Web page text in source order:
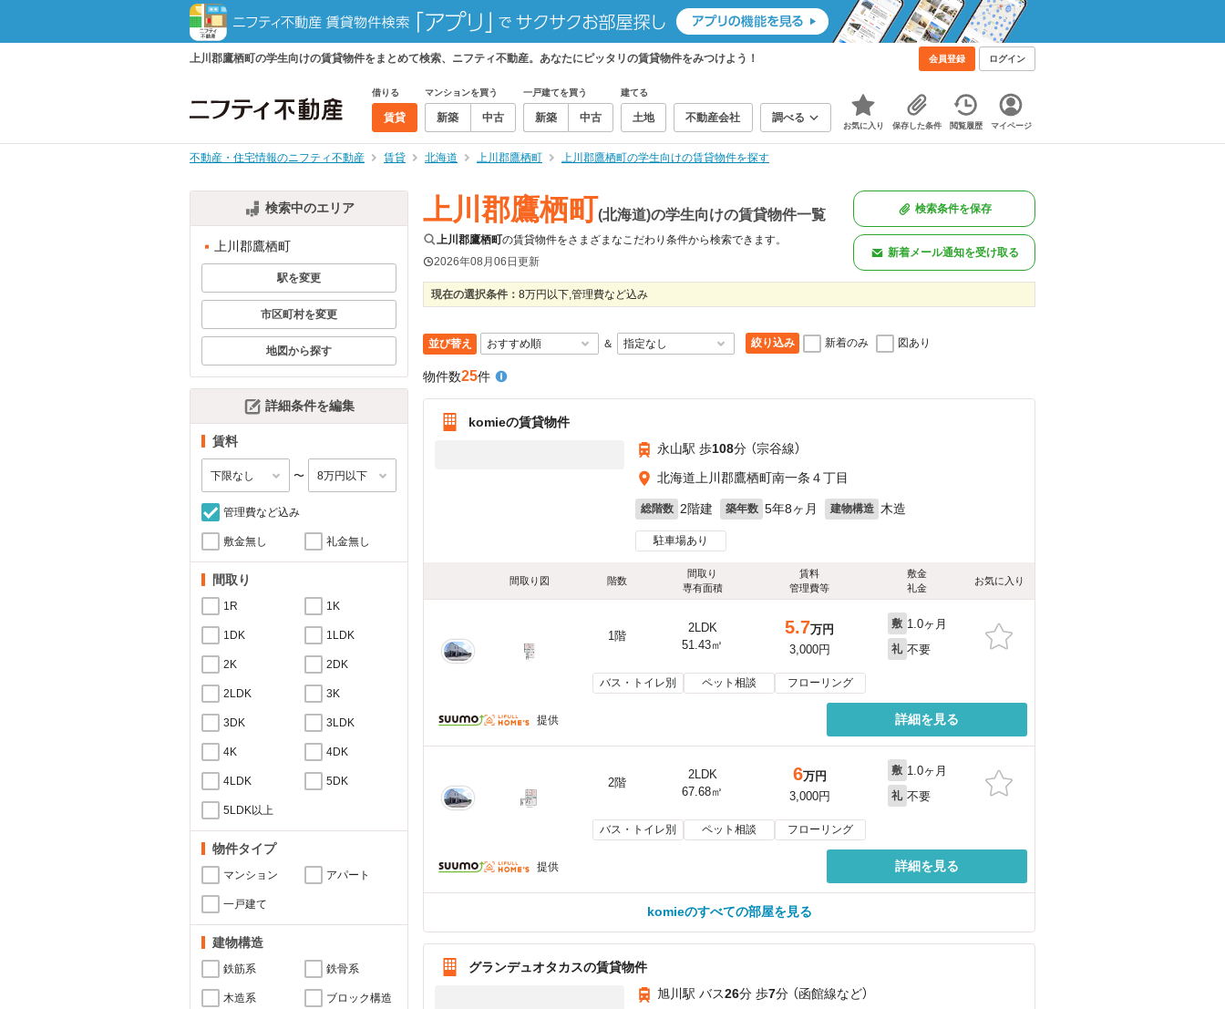
上川郡鷹栖町の学生向けの賃貸物件をまとめて検索、ニフティ不動産。あなたにピッタリの賃貸物件をみつけよう！ 会員登録 ログイン
借りる
賃貸
マンションを買う
新築 中古
一戸建てを買う
新築 中古
建てる
土地 不動産会社 調べる
お気に入り 保存した条件 閲覧履歴 マイページ
不動産・住宅情報のニフティ不動産 賃貸 北海道 上川郡鷹栖町 上川郡鷹栖町の学生向けの賃貸物件を探す
検索中のエリア
上川郡鷹栖町
駅を変更
市区町村を変更
地図から探す
詳細条件を編集
賃料
〜
管理費など込み
敷金無し 礼金無し
間取り
1R 1K
1DK 1LDK
2K 2DK
2LDK 3K
3DK 3LDK
4K 4DK
4LDK 5DK
5LDK以上
物件タイプ
マンション アパート
一戸建て
建物構造
鉄筋系 鉄骨系
木造系 ブロック構造
上川郡鷹栖町(北海道)の学生向けの賃貸物件一覧
上川郡鷹栖町の賃貸物件をさまざまなこだわり条件から検索できます。
2026年08月06日更新
検索条件を保存
新着メール通知を受け取る
現在の選択条件： 8万円以下,管理費など込み
並び替え ＆ 絞り込み 新着のみ 図あり
物件数25件
komieの賃貸物件
永山駅 歩108分 （宗谷線）
北海道上川郡鷹栖町南一条４丁目
総階数 2階建 築年数 5年8ヶ月 建物構造 木造
駐車場あり
間取り図 階数
間取り
専有面積
賃料
管理費等
敷金
礼金
お気に入り
1階
2LDK
51.43㎡
5.7万円
3,000円
敷 1.0ヶ月
礼 不要
バス・トイレ別 ペット相談 フローリング
提供 詳細を見る
2階
2LDK
67.68㎡
6万円
3,000円
敷 1.0ヶ月
礼 不要
バス・トイレ別 ペット相談 フローリング
提供 詳細を見る
komieのすべての部屋を見る
グランデュオタカスの賃貸物件
旭川駅 バス26分 歩7分 （函館線など）